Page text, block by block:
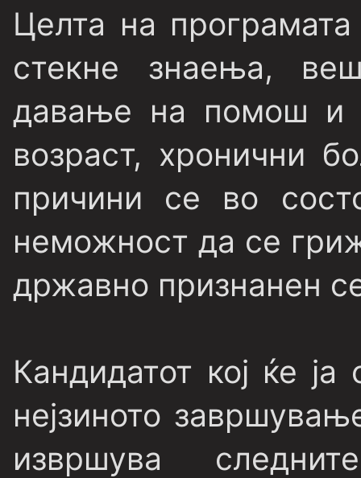
Целта на
стекне знаења,
давање на помош и
возраст, хронични
причини се во
неможност да се
државно признанен
Кандидатот кој ќе
нејзиното
извршува